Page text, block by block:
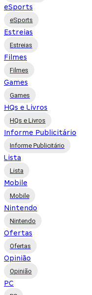
eSports
eSports
Estreias
Estreias
Filmes
Filmes
Games
Games
HQs e Livros
HQs e Livros
Informe Publicitário
Informe Publicitário
Lista
Lista
Mobile
Mobile
Nintendo
Nintendo
Ofertas
Ofertas
Opinião
Opinião
PC